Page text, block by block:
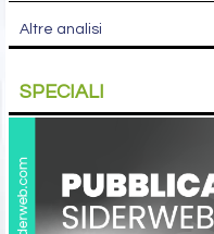
Altre analisi
SPECIALI